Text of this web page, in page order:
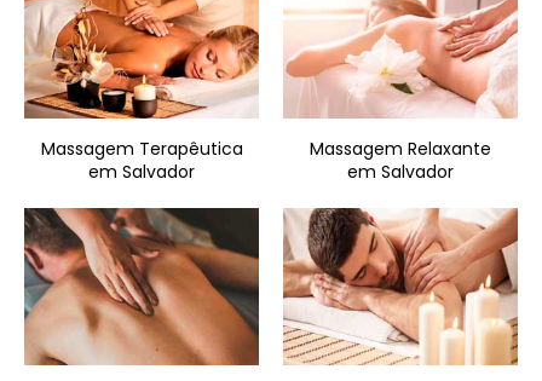
Massagem Terapêutica
em Salvador
Massagem Relaxante
em Salvador